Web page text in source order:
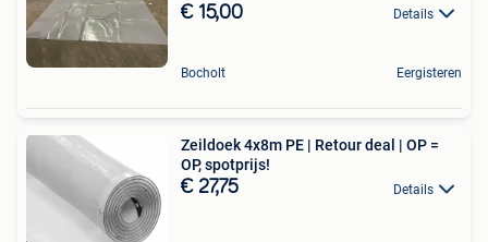
€ 15,00 Details
Bocholt Eergisteren
Zeildoek 4x8m PE | Retour deal | OP =
OP, spotprijs!
€ 27,75 Details